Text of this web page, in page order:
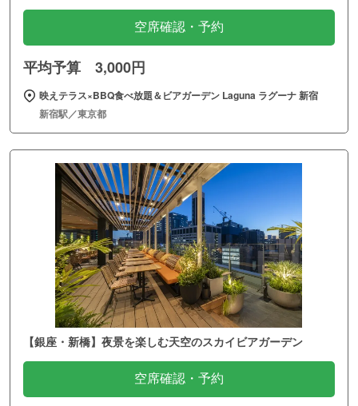
空席確認・予約
平均予算 3,000円
映えテラス×BBQ食べ放題＆ビアガーデン Laguna ラグーナ 新宿
新宿駅／東京都
【銀座・新橋】夜景を楽しむ天空のスカイビアガーデン
空席確認・予約